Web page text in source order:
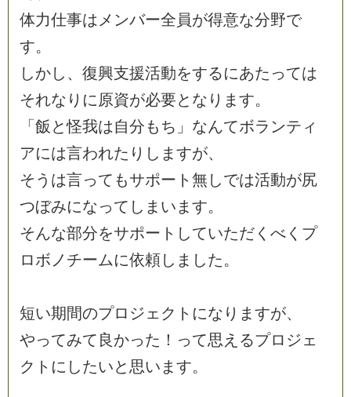
体力仕事は メ ンバー全 員が得意な分野で
す。
しかし 、 復興支援活動をするにあた っては
それな り に原資が必要と な り ま す。
「 飯 と怪我は自分も ち 」 なんてボラ ンテ ィ
アには言われた り し ま すが、
そ う は言って もサポー ト 無 しでは活動が尻
つぼみになって し ま い ま す。
そんな部分をサポー ト していただ く べ く プ
ロボ ノ チームに依頼し ま した。
短い期 間のプロ ジ ェ ク ト にな り ま すが、
やってみて 良かった ！ って思 え るプロ ジ ェ
ク ト に したいと 思い ま す。